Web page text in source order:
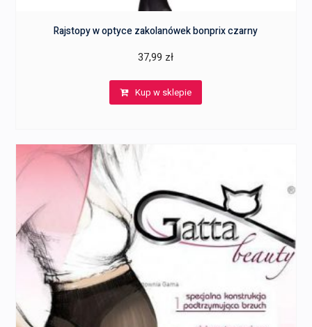
Rajstopy w optyce zakolanówek bonprix czarny
37,99 zł
Kup w sklepie